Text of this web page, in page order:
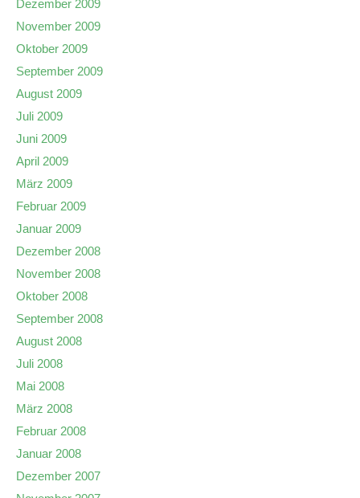
Dezember 2009
November 2009
Oktober 2009
September 2009
August 2009
Juli 2009
Juni 2009
April 2009
März 2009
Februar 2009
Januar 2009
Dezember 2008
November 2008
Oktober 2008
September 2008
August 2008
Juli 2008
Mai 2008
März 2008
Februar 2008
Januar 2008
Dezember 2007